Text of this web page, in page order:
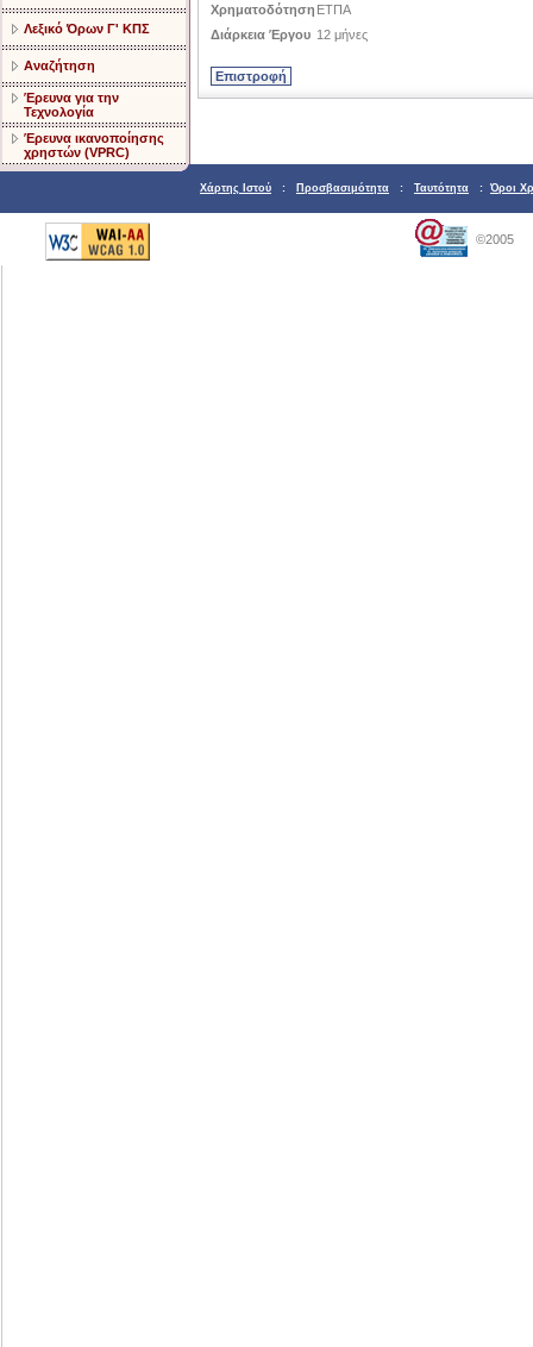
Λεξικό Όρων Γ' ΚΠΣ
Αναζήτηση
Έρευνα για την
Τεχνολογία
Έρευνα ικανοποίησης
χρηστών (VPRC)
Χρηματοδότηση ΕΤΠΑ
Διάρκεια Έργου 12 μήνες
Χάρτης Ιστού : Προσβασιμότητα : Ταυτότητα : Όροι
©2005